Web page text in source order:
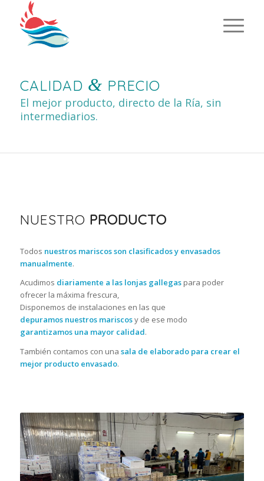
CALIDAD & PRECIO
El mejor producto, directo de la Ría, sin
intermediarios.
NUESTRO PRODUCTO
Todos nuestros mariscos son clasificados y envasados
manualmente.
Acudimos diariamente a las lonjas gallegaspara poder
ofrecer la máxima frescura,
Disponemos de instalaciones en las que
depuramos nuestros mariscosy de ese modo
garantizamos una mayor calidad.
También contamos con una sala de elaborado para crear el
mejor producto envasado.